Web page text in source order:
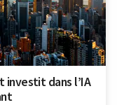
investit dans l’IA